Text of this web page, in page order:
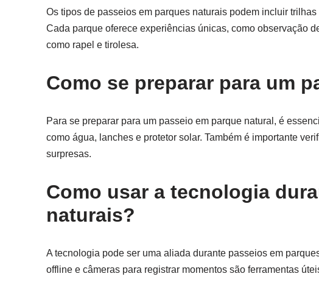
Os tipos de passeios em parques naturais podem incluir
Cada parque oferece experiências únicas, como observação
como rapel e tirolesa.
Como se preparar para um
Para se preparar para um passeio em parque natural, é
como água, lanches e protetor solar. Também é importante
surpresas.
Como usar a tecnologia
naturais?
A tecnologia pode ser uma aliada durante passeios em
offline e câmeras para registrar momentos são ferramentas